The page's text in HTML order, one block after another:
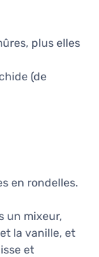
plus elles
(de
en rondelles.
un mixeur,
la vanille, et
et